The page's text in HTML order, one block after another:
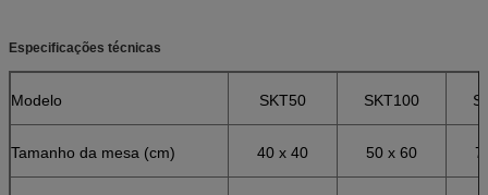
Especificações técnicas
Modelo SKT50 SKT100
Tamanho da mesa (cm) 40 x 40 50 x 60